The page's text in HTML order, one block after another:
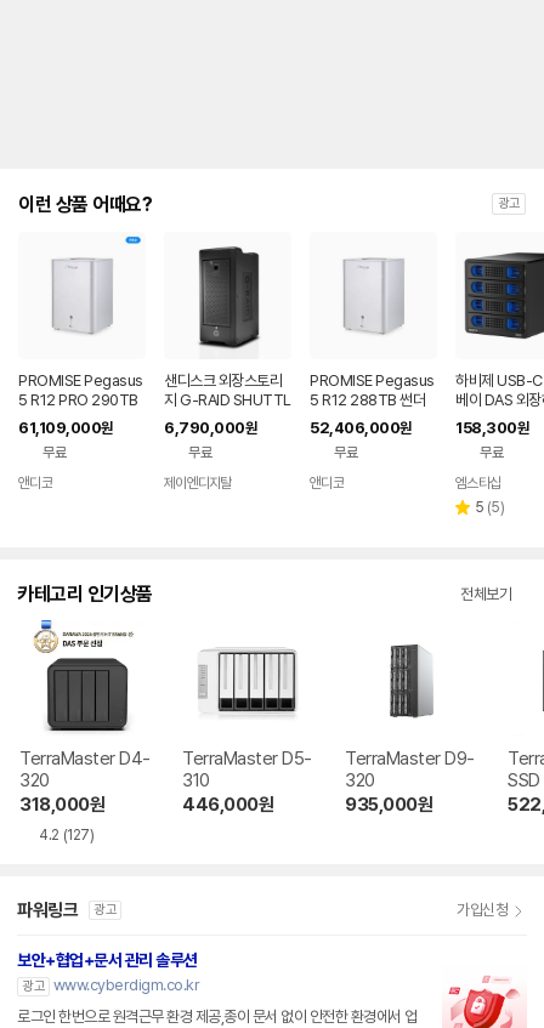
이런 상품 어때요? 광고
PROMISE Pegasus
5 R12 PRO 290TB
썬더볼트5 USB4 HD
D+M.2 NVMe SSD
외장스토리지
61,109,000원
무료
앤디코
샌디스크 외장스토리
지 G-RAID SHUTTL
E8 Professional 48
TB
6,790,000원
무료
제이엔디지탈
PROMISE Pegasus
5 R12 288TB 썬더
볼트5 USB4 12베이
24TB x12 RAID 스
토리지
52,406,000원
무료
앤디코
하비제 USB-
베이 DAS 외
이타 스토리
C
158,300원
무료
엠스타샵
별 5 리
(5)
카테고리 인기상품 전체보기
TerraMaster D4-
320
318,000원
4.2 (127)
TerraMaster D5-
310
446,000원
TerraMaster D9-
320
935,000원
SSD
파워링크 광고 가입신청
보안+협업+문서 관리 솔루션
광고 www.cyberdigm.co.kr
로그인 한번으로 원격근무 환경 제공,종이 문서 없이 안전한 환경에서 업